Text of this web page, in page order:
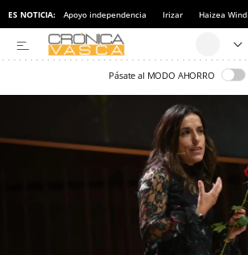
ES NOTICIA: Apoyo independencia Irizar Haizea Wind
Pásate al MODO AHORRO